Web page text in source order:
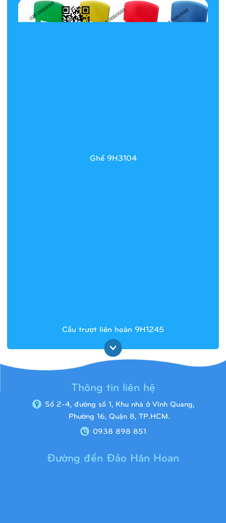
Ghế 9H3104
Cầu trượt liên hoàn 9H1245
Thông tin liên hệ
Số 2-4, đường số 1, Khu nhà ở Vĩnh Quang,
Phường 16, Quận 8, TP.HCM.
0938 898 851
Đường đến Đảo Hân Hoan